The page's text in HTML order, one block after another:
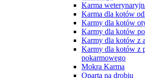
Karma
Karma dla kotów
Karmy dla kotów
Karmy dla kotów
Karmy dla kotów z
Karmy dla kotów z
pokarmowego
Mokra Karma
Oparta na drobiu